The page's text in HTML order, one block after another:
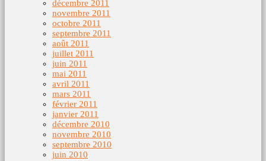
décembre 2011
novembre 2011
octobre 2011
septembre 2011
août 2011
juillet 2011
juin 2011
mai 2011
avril 2011
mars 2011
février 2011
janvier 2011
décembre 2010
novembre 2010
septembre 2010
juin 2010